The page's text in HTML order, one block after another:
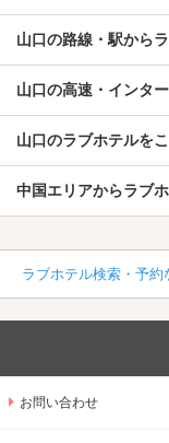
山口の路線・駅から
山口の高速・インタ
山口のラブホテルを
中国エリアからラブ
ラブホテル検索・予約
お問い合わせ